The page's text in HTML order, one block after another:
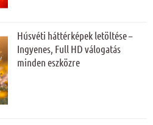
Húsvéti háttérképek letöltése –
Ingyenes, Full HD válogatás
minden eszközre